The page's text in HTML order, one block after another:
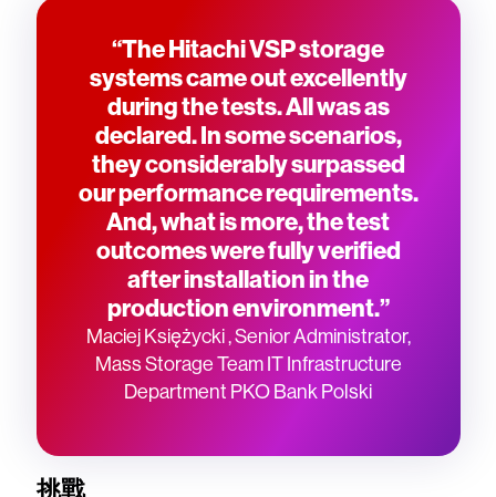
“The Hitachi VSP storage
systems came out excellently
during the tests. All was as
declared. In some scenarios,
they considerably surpassed
our performance requirements.
And, what is more, the test
outcomes were fully verified
after installation in the
production environment.”
Maciej Księżycki , Senior Administrator,
Mass Storage Team IT Infrastructure
Department PKO Bank Polski
挑戰